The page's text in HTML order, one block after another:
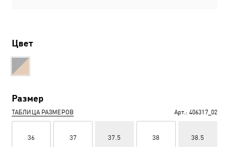
Цвет
Размер
ТАБЛИЦА РАЗМЕРОВ Арт.: 406317_02
36 37 37.5 38 38.5